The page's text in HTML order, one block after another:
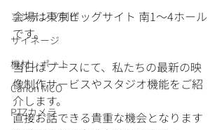
コンテンツ制作
サイネージ
機材レポート
Canon MCO
PTZカメラ
会場は東京ビッグサイト 南1〜4ホール
です。
当日はブースにて、私たちの最新の映
像制作サービスやスタジオ機能をご紹
介します。
直接お話できる貴重な機会となります